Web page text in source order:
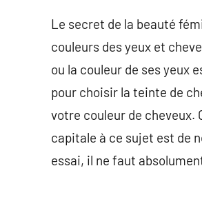
Le secret de la beauté
couleurs des yeux et
ou la couleur de ses yeux
pour choisir la teinte de
votre couleur de cheveux.
capitale à ce sujet est de
essai, il ne faut